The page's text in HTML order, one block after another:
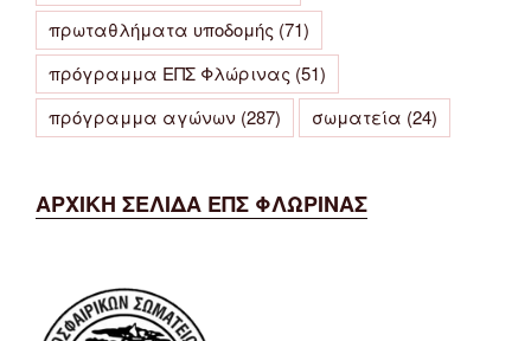
πρωταθλήματα υποδομής (71)
πρόγραμμα ΕΠΣ Φλώρινας (51)
πρόγραμμα αγώνων (287) σωματεία (24)
ΑΡΧΙΚΗ ΣΕΛΙΔΑ ΕΠΣ ΦΛΩΡΙΝΑΣ